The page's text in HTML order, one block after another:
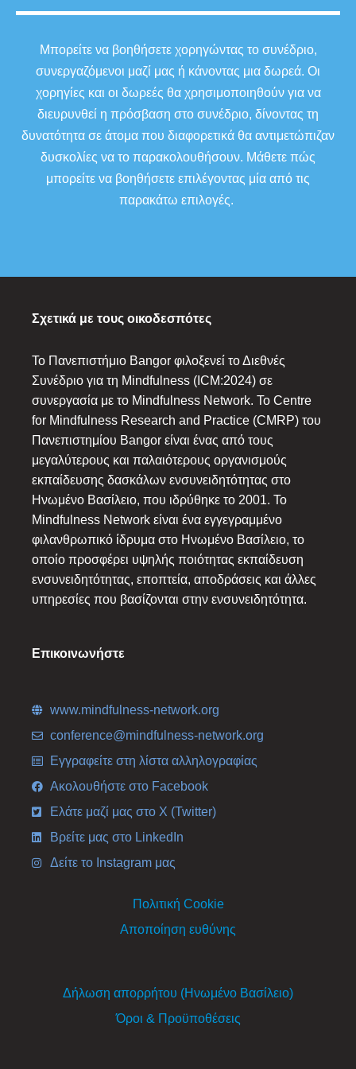
Μπορείτε να βοηθήσετε χορηγώντας το συνέδριο,
συνεργαζόμενοι μαζί μας ή κάνοντας μια δωρεά. Οι
χορηγίες και οι δωρεές θα χρησιμοποιηθούν για να
διευρυνθεί η πρόσβαση στο συνέδριο, δίνοντας τη
δυνατότητα σε άτομα που διαφορετικά θα αντιμετώπιζαν
δυσκολίες να το παρακολουθήσουν. Μάθετε πώς
μπορείτε να βοηθήσετε επιλέγοντας μία από τις
παρακάτω επιλογές.
Σχετικά με τους οικοδεσπότες
Το Πανεπιστήμιο Bangor φιλοξενεί το Διεθνές
Συνέδριο για τη Mindfulness (ICM:2024) σε
συνεργασία με το Mindfulness Network. Το Centre
for Mindfulness Research and Practice (CMRP) του
Πανεπιστημίου Bangor είναι ένας από τους
μεγαλύτερους και παλαιότερους οργανισμούς
εκπαίδευσης δασκάλων ενσυνειδητότητας στο
Ηνωμένο Βασίλειο, που ιδρύθηκε το 2001. Το
Mindfulness Network είναι ένα εγγεγραμμένο
φιλανθρωπικό ίδρυμα στο Ηνωμένο Βασίλειο, το
οποίο προσφέρει υψηλής ποιότητας εκπαίδευση
ενσυνειδητότητας, εποπτεία, αποδράσεις και άλλες
υπηρεσίες που βασίζονται στην ενσυνειδητότητα.
Επικοινωνήστε
www.mindfulness-network.org
conference@mindfulness-network.org
Εγγραφείτε στη λίστα αλληλογραφίας
Ακολουθήστε στο Facebook
Ελάτε μαζί μας στο X (Twitter)
Βρείτε μας στο LinkedIn
Δείτε το Instagram μας
Πολιτική Cookie
Αποποίηση ευθύνης
Δήλωση απορρήτου (Ηνωμένο Βασίλειο)
Όροι & Προϋποθέσεις